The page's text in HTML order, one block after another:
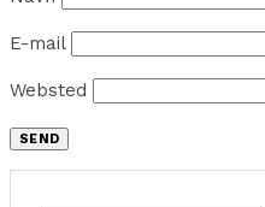
E-mail
Websted